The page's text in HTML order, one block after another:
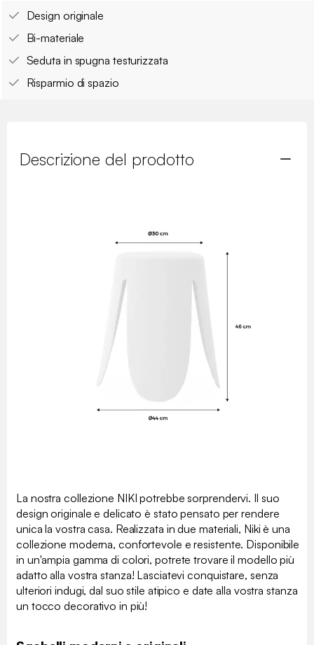
Design originale
Bi-materiale
Seduta in spugna testurizzata
Risparmio di spazio
Descrizione del prodotto
La nostra collezione NIKI potrebbe sorprendervi. Il suo
design originale e delicato è stato pensato per rendere
unica la vostra casa. Realizzata in due materiali, Niki è una
collezione moderna, confortevole e resistente. Disponibile
in un'ampia gamma di colori, potrete trovare il modello più
adatto alla vostra stanza! Lasciatevi conquistare, senza
ulteriori indugi, dal suo stile atipico e date alla vostra stanza
un tocco decorativo in più!